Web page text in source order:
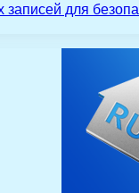
записей для